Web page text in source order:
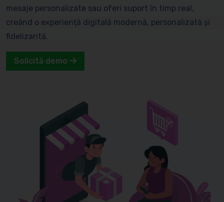
mesaje personalizate sau oferi suport în timp real,
creând o experiență digitală modernă, personalizată și
fidelizantă.
Solicită demo